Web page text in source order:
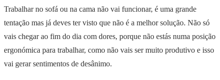
Trabalhar no sofá ou na cama não vai funcionar, é uma grande
tentação mas já deves ter visto que não é a melhor solução. Não só
vais chegar ao fim do dia com dores, porque não estás numa posição
ergonómica para trabalhar, como não vais ser muito produtivo e isso
vai gerar sentimentos de desânimo.